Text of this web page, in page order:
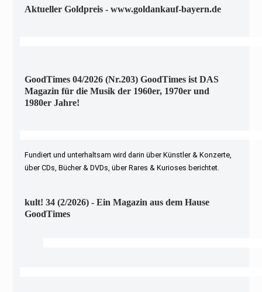
Aktueller Goldpreis - www.goldankauf-bayern.de
GoodTimes 04/2026 (Nr.203) GoodTimes ist DAS
Magazin für die Musik der 1960er, 1970er und
1980er Jahre!
Fundiert und unterhaltsam wird darin über Künstler & Konzerte,
über CDs, Bücher & DVDs, über Rares & Kurioses berichtet.
kult! 34 (2/2026) - Ein Magazin aus dem Hause
GoodTimes